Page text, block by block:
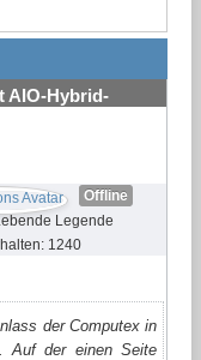
AIO-Hybrid-
Offline
1240
der Computex in
Auf der einen Seite